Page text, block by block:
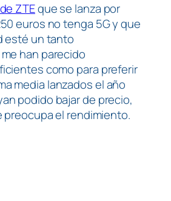
ZTEque se lanza por
euros no tenga 5G y que
esté un tanto
han parecido
como para preferir
media lanzados el año
podido bajar de precio,
el rendimiento.